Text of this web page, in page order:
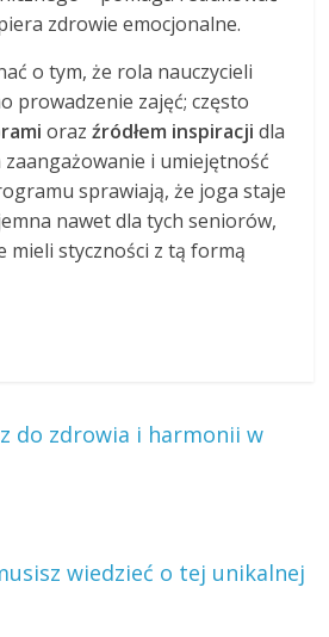
zdrowie emocjonalne.
o tym, że rola nauczycieli
prowadzenie zajęć; często
orazźródłem inspiracji dla
zaangażowanie i umiejętność
sprawiają, że joga staje
nawet dla tych seniorów,
mieli styczności z tą formą
do zdrowia i harmonii w
wiedzieć o tej unikalnej